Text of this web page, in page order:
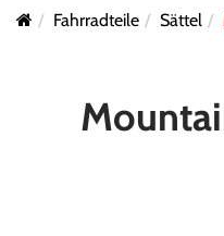
Fahrradteile Sättel